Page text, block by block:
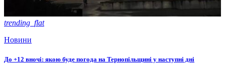
trending_flat
Новини
До +12 вночі: якою буде погода на Тернопільщині у наступні дні